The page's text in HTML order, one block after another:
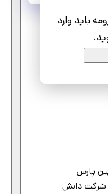
باید وارد
توربین پارس
شرکت دانش